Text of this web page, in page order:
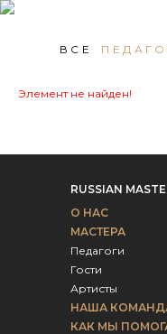
ВСЕ
Элемент не найден!
RUSSIAN
О НАС
МАСТЕРА
Педагоги
Гости
Артисты
НАША
КАК МЫ